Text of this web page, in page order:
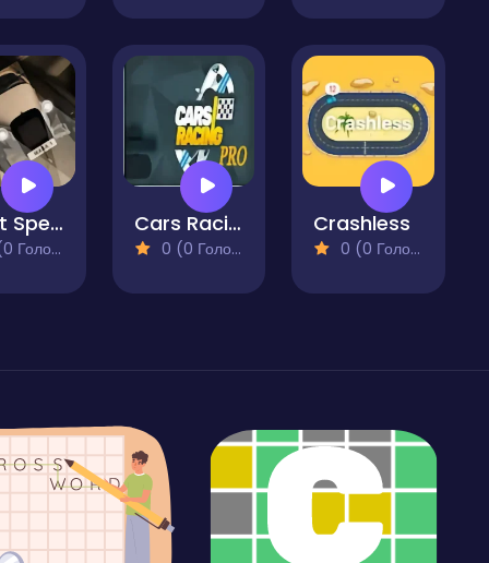
Silent Speeder Cars Racing Pro
0 (0 Голосів)
Crashless
0 (0 Голосів)